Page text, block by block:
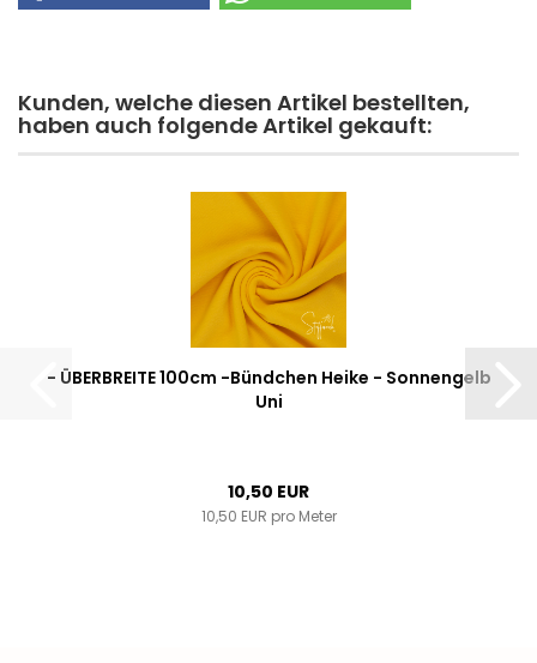
Kunden, welche diesen Artikel bestellten,
haben auch folgende Artikel gekauft:
- ÜBERBREITE 100cm -Bündchen Heike - Sonnengelb
Uni
10,50 EUR
10,50 EUR pro Meter